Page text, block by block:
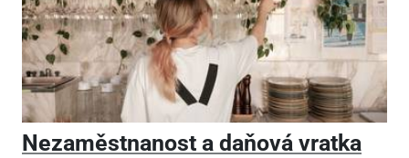
Nezaměstnanost a daňová vratka